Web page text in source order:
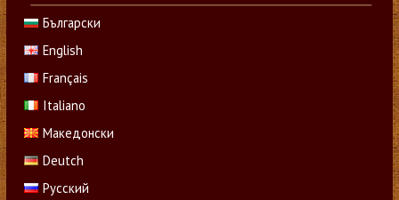
Български
English
Français
Italiano
Македонски
Deutch
Русский